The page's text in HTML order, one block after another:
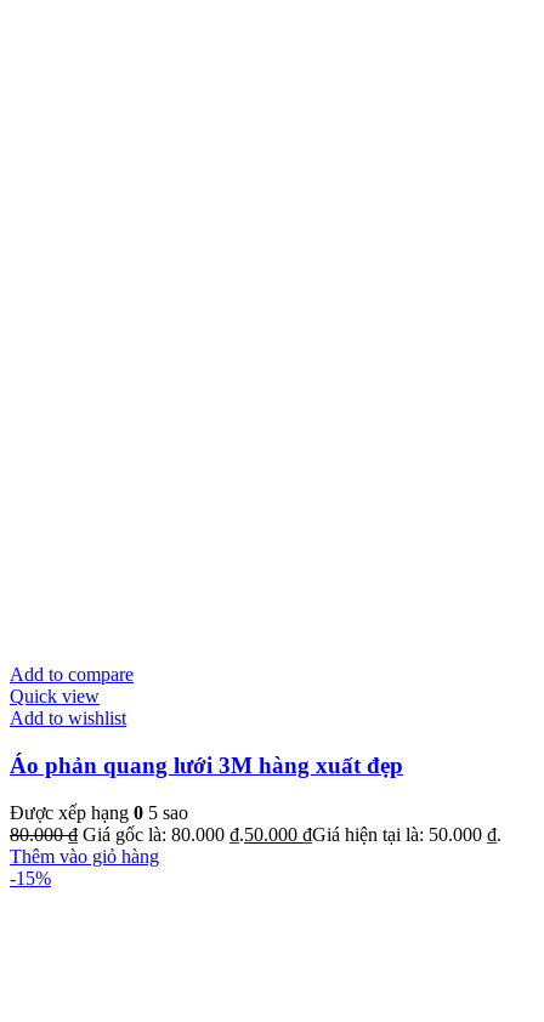
Add to compare
Quick view
Add to wishlist
Áo phản quang lưới 3M hàng xuất đẹp
Được xếp hạng 0 5 sao
80.000₫ Giá gốc là: 80.000 ₫.50.000 ₫Giá hiện tại là: 50.000 ₫.
Thêm vào giỏ hàng
-15%